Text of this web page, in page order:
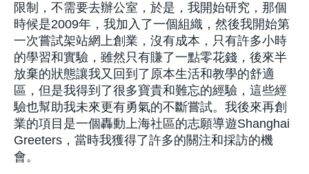
限制，不需要去辦公室，於是，我開始研究，那個
時候是2009年，我加入了一個組織，然後我開始第
一次嘗試架站網上創業，沒有成本，只有許多小時
的學習和實驗，雖然只有賺了一點零花錢，後來半
放棄的狀態讓我又回到了原本生活和教學的舒適
區，但是我得到了很多寶貴和難忘的經驗，這些經
驗也幫助我未來更有勇氣的不斷嘗試。我後來再創
業的項目是一個轟動上海社區的志願導遊Shanghai
Greeters，當時我獲得了許多的關注和採訪的機
會。